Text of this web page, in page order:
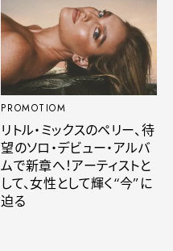
PROMOTIOM
リトル・ミックスのペリー、待
望のソロ・デビュー・アルバ
ムで新章へ！アーティストと
して、女性として輝く“今”に
迫る